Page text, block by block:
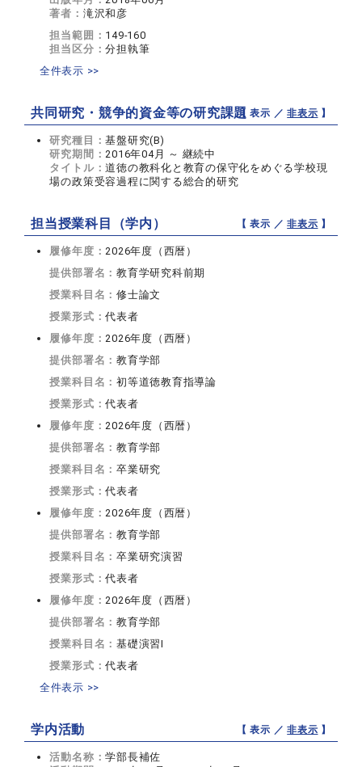
著者： 滝沢和彦
担当範囲： 149-160
担当区分：分担執筆
全件表示 >>
共同研究・競争的資金等の研究課題【 表示 ／非表示 】
研究種目：基盤研究(B)
研究期間：2016年04月 ～ 継続中
タイトル：道徳の教科化と教育の保守化をめぐる学校現
場の政策受容過程に関する総合的研究
担当授業科目（学内） 【 表示 ／非表示 】
履修年度：2026年度（西暦）
提供部署名：教育学研究科前期
授業科目名：修士論文
授業形式：代表者
履修年度：2026年度（西暦）
提供部署名：教育学部
授業科目名：初等道徳教育指導論
授業形式：代表者
履修年度：2026年度（西暦）
提供部署名：教育学部
授業科目名：卒業研究
授業形式：代表者
履修年度：2026年度（西暦）
提供部署名：教育学部
授業科目名：卒業研究演習
授業形式：代表者
履修年度：2026年度（西暦）
提供部署名：教育学部
授業科目名：基礎演習I
授業形式：代表者
全件表示 >>
学内活動 【 表示 ／非表示 】
活動名称：学部長補佐